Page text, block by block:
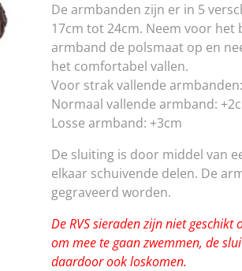
De armbanden zijn er in 5
17cm tot 24cm. Neem voor het
armband de polsmaat op en
het comfortabel vallen.
Voor strak vallende
Normaal vallende armband:
Losse armband: +3cm
De sluiting is door middel van
elkaar schuivende delen. De
gegraveerd worden.
De RVS sieraden zijn niet
om mee te gaan zwemmen, de
daardoor ook loskomen.